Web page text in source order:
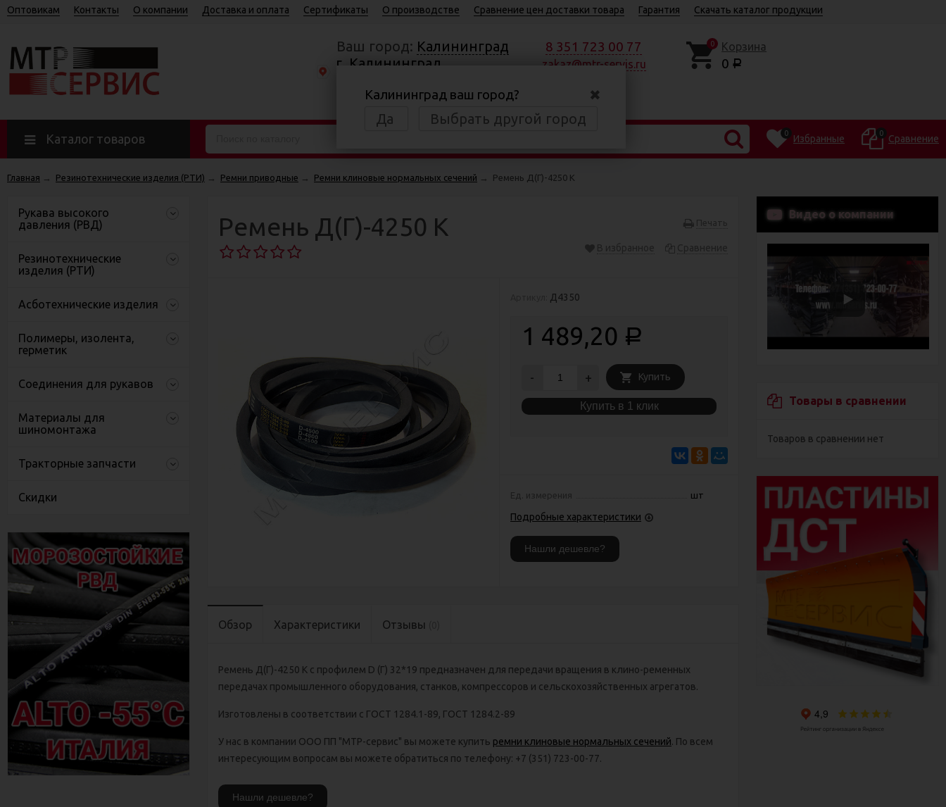
Оптовикам Контакты О компании Доставка и оплата Сертификаты О производстве Сравнение цен доставки товара Гарантия Скачать каталог продукции
Ваш город: Калининград
✖
Калининград ваш город?
Да Выбрать другой город
г. Калининград,
Пн—Пт 8:30—17:00
8 351 723 00 77
zakaz@mtr-servis.ru
0 Корзина
0 Р
Каталог товаров 0 Избранные 0 Сравнение
Главная → Резинотехнические изделия (РТИ) → Ремни приводные → Ремни клиновые нормальных сечений → Ремень Д(Г)-4250 К
Видео о компании
Товары в сравнении
Товаров в сравнении нет
Рукава высокого
давления (РВД)
Резинотехнические
изделия (РТИ)
Асботехнические изделия
Полимеры, изолента,
герметик
Соединения для рукавов
Материалы для
шиномонтажа
Тракторные запчасти
Скидки
Ремень Д(Г)-4250 К
Д4350
1 489,20 Р
- + Купить
Купить в 1 клик
Ед. измерения шт
Подробные характеристики
Обзор Характеристики Отзывы
Ремень Д(Г)-4250 К с профилем D (Г) 32*19 предназначен для передачи вращения в клино-ременных
передачах промышленного оборудования, станков, компрессоров и сельскохозяйственных агрегатов.
Изготовлены в соответствии с ГОСТ 1284.1-89, ГОСТ 1284.2-89
У нас в компании ООО ПП "МТР-сервис" вы можете купить ремни клиновые нормальных сечений. По всем
интересующим вопросам вы можете обратиться по телефону: +7 (351) 723-00-77.